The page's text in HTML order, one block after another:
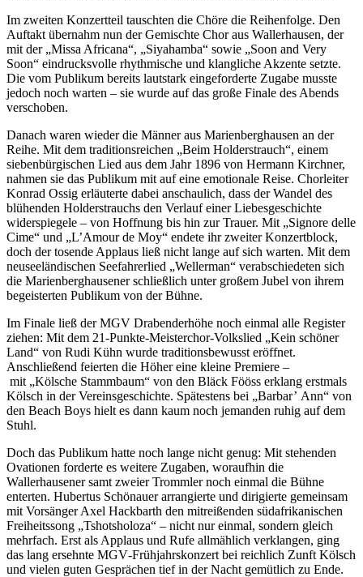
Im zweiten Konzertteil tauschten die Chöre die Reihenfolge. Den
Auftakt übernahm nun der Gemischte Chor aus Wallerhausen, der
mit der „Missa Africana“, „Siyahamba“ sowie „Soon and Very
Soon“ eindrucksvolle rhythmische und klangliche Akzente setzte.
Die vom Publikum bereits lautstark eingeforderte Zugabe musste
jedoch noch warten – sie wurde auf das große Finale des Abends
verschoben.
Danach waren wieder die Männer aus Marienberghausen an der
Reihe. Mit dem traditionsreichen „Beim Holderstrauch“, einem
siebenbürgischen Lied aus dem Jahr 1896 von Hermann Kirchner,
nahmen sie das Publikum mit auf eine emotionale Reise. Chorleiter
Konrad Ossig erläuterte dabei anschaulich, dass der Wandel des
blühenden Holderstrauchs den Verlauf einer Liebesgeschichte
widerspiegele – von Hoffnung bis hin zur Trauer. Mit „Signore delle
Cime“ und „L’Amour de Moy“ endete ihr zweiter Konzertblock,
doch der tosende Applaus ließ nicht lange auf sich warten. Mit dem
neuseeländischen Seefahrerlied „Wellerman“ verabschiedeten sich
die Marienberghausener schließlich unter großem Jubel von ihrem
begeisterten Publikum von der Bühne.
Im Finale ließ der MGV Drabenderhöhe noch einmal alle Register
ziehen: Mit dem 21‑Punkte‑Meisterchor‑Volkslied „Kein schöner
Land“ von Rudi Kühn wurde traditionsbewusst eröffnet.
Anschließend feierten die Höher eine kleine Premiere –
mit „Kölsche Stammbaum“ von den Bläck Fööss erklang erstmals
Kölsch in der Vereinsgeschichte. Spätestens bei „Barbar’ Ann“ von
den Beach Boys hielt es dann kaum noch jemanden ruhig auf dem
Stuhl.
Doch das Publikum hatte noch lange nicht genug: Mit stehenden
Ovationen forderte es weitere Zugaben, woraufhin die
Wallerhausener samt zweier Trommler noch einmal die Bühne
enterten. Hubertus Schönauer arrangierte und dirigierte gemeinsam
mit Vorsänger Axel Hackbarth den mitreißenden südafrikanischen
Freiheitssong „Tshotsholoza“ – nicht nur einmal, sondern gleich
mehrfach. Erst als Applaus und Rufe allmählich verklangen, ging
das lang ersehnte MGV‑Frühjahrskonzert bei reichlich Zunft Kölsch
und vielen guten Gesprächen tief in der Nacht gemütlich zu Ende.